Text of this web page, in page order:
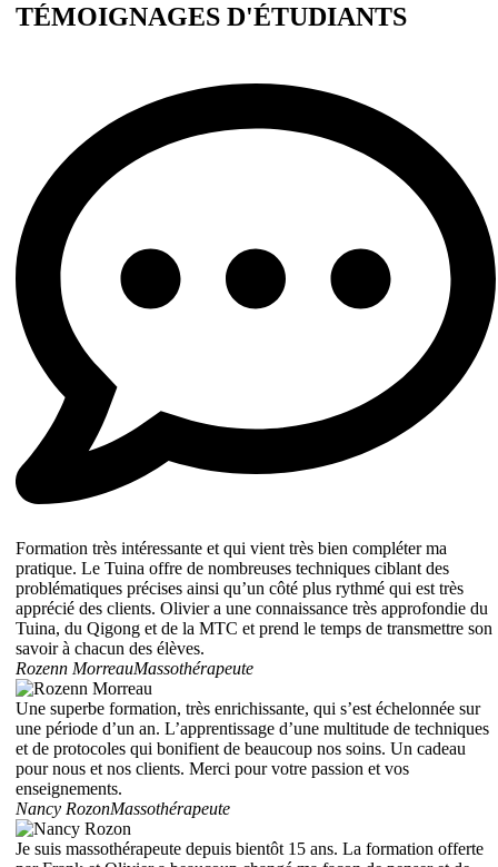
TÉMOIGNAGES D'ÉTUDIANTS
Formation très intéressante et qui vient très bien compléter ma
pratique. Le Tuina offre de nombreuses techniques ciblant des
problématiques précises ainsi qu’un côté plus rythmé qui est très
apprécié des clients. Olivier a une connaissance très approfondie du
Tuina, du Qigong et de la MTC et prend le temps de transmettre son
savoir à chacun des élèves.
Rozenn MorreauMassothérapeute
Une superbe formation, très enrichissante, qui s’est échelonnée sur
une période d’un an. L’apprentissage d’une multitude de techniques
et de protocoles qui bonifient de beaucoup nos soins. Un cadeau
pour nous et nos clients. Merci pour votre passion et vos
enseignements.
Nancy RozonMassothérapeute
Je suis massothérapeute depuis bientôt 15 ans. La formation offerte